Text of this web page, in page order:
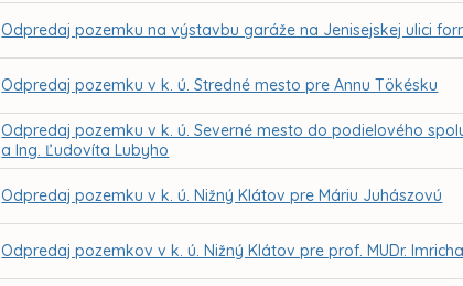
Odpredaj pozemku na výstavbu garáže na Jenisejskej ulici
Odpredaj pozemku v k. ú. Stredné mesto pre Annu Tökésku
Odpredaj pozemku v k. ú. Severné mesto do podielového
a Ing. Ľudovíta Lubyho
Odpredaj pozemku v k. ú. Nižný Klátov pre Máriu Juhászovú
Odpredaj pozemkov v k. ú. Nižný Klátov pre prof. MUDr.